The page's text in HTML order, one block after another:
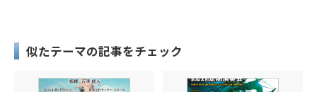
似たテーマの記事をチェック